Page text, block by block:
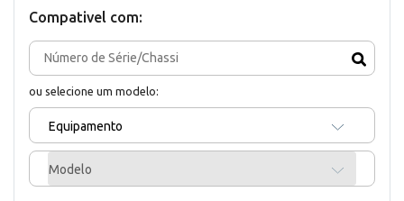
Compativel com:
ou selecione um modelo:
Equipamento
Modelo